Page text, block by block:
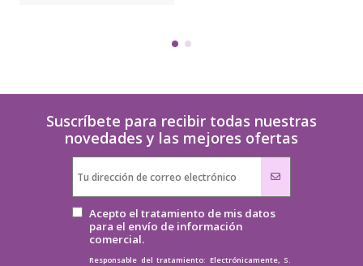
Suscríbete para recibir todas nuestras
novedades y las mejores ofertas
Acepto el tratamiento de mis datos
para el envío de información
comercial.
Responsable del tratamiento: Electrónicamente, S.